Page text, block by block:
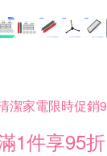
潔家電限時促銷
1件享95折